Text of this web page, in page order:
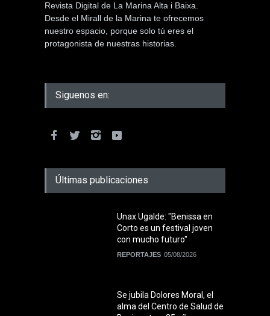
Revista Digital de La Marina Alta i Baixa.
Desde el Mirall de la Marina te ofrecemos
nuestro espacio, porque solo tú eres el
protagonista de nuestras historias.
Siguenos en:
Últimas publicaciones
Unax Ugalde: "Benissa en
Corto es un festival joven
con mucho futuro"
REPORTAJES 05/08/2026
Se jubila Dolores Moral, el
alma del Centro de Salud de